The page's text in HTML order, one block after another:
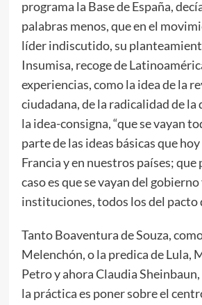
programa la Base de España,
palabras menos, que en el
líder indiscutido, su
Insumisa, recoge de
experiencias, como la idea de la
ciudadana, de la radicalidad de la
la idea-consigna, “que se vayan
parte de las ideas básicas que
Francia y en nuestros países;
caso es que se vayan del gobierno
instituciones, todos los del pacto
Tanto Boaventura de Souza,
Melenchón, o la predica de Lula,
Petro y ahora Claudia Sheinbaun,
la práctica es poner sobre el